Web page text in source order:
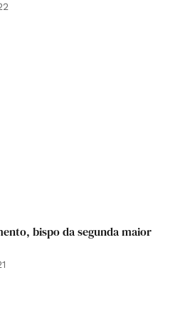
bispo da segunda maior